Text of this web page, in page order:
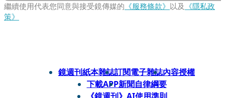
繼續使用代表您同意與接受鏡傳媒的 《服務條款》 以及 《隱私政
策》
鏡週刊紙本雜誌訂閱電子雜誌內容授權
下載APP新聞自律綱要